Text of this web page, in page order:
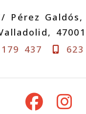
Pérez
47001
437